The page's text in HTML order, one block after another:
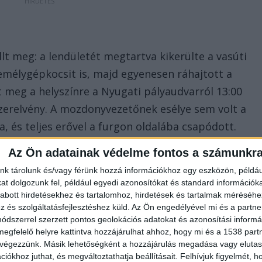
Az Ön adatainak védelme fontos a
tárolunk és/vagy férünk hozzá információkhoz egy eszközön,
dolgozunk fel, például egyedi azonosítókat és standard
hirdetésekhez és tartalomhoz, hirdetések és tartalmak
és szolgáltatásfejlesztéshez küld. Az Ön engedélyével mi és a
szerzett pontos geolokációs adatokat és azonosítási
helyre kattintva hozzájárulhat ahhoz, hogy mi és a 1538
Másik lehetőségként a hozzájárulás megadása vagy
juthat, és megváltoztathatja beállításait. Felhívjuk figyelmét,
meg: a lendületét megtartva kikerülte a vasúti
is, majd egyenesen ráhajtott a
a helyszínre a Nyugati pályaudvarról 13:00
A mozdonyvezetőnek esélye sem volt a
és teljes erővel a furgon oldalába csapódott.
a menetrend szerint közlekedő vasúti szerelvény
Opel furgont. A járműben a sofőr
roncsaiba gyűrte a fémváz. A helyszínre